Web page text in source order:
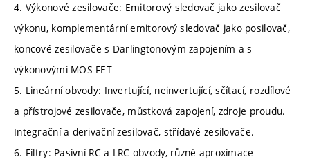
4. Výkonové zesilovače: Emitorový sledovač jako zesilovač
výkonu, komplementární emitorový sledovač jako posilovač,
koncové zesilovače s Darlingtonovým zapojením a s
výkonovými MOS FET
5. Lineární obvody: Invertující, neinvertující, sčítací, rozdílové
a přístrojové zesilovače, můstková zapojení, zdroje proudu.
Integrační a derivační zesilovač, střídavé zesilovače.
6. Filtry: Pasivní RC a LRC obvody, různé aproximace